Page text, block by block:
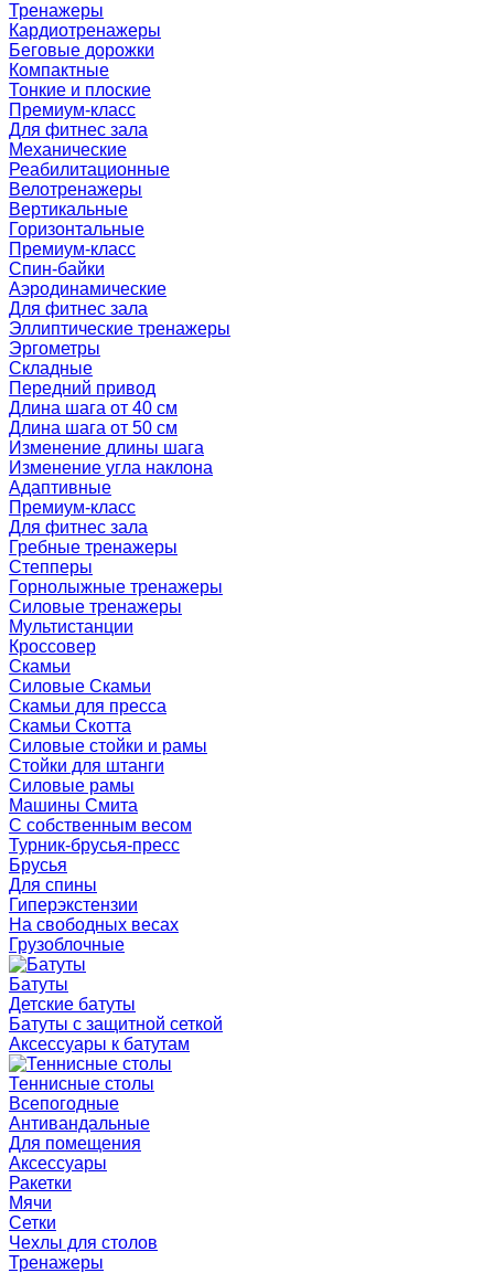
Тренажеры
Кардиотренажеры
Беговые дорожки
Компактные
Тонкие и плоские
Премиум-класс
Для фитнес зала
Механические
Реабилитационные
Велотренажеры
Вертикальные
Горизонтальные
Премиум-класс
Спин-байки
Аэродинамические
Для фитнес зала
Эллиптические тренажеры
Эргометры
Складные
Передний привод
Длина шага от 40 см
Длина шага от 50 см
Изменение длины шага
Изменение угла наклона
Адаптивные
Премиум-класс
Для фитнес зала
Гребные тренажеры
Степперы
Горнолыжные тренажеры
Силовые тренажеры
Мультистанции
Кроссовер
Скамьи
Силовые Скамьи
Скамьи для пресса
Скамьи Скотта
Силовые стойки и рамы
Стойки для штанги
Силовые рамы
Машины Смита
C собственным весом
Турник-брусья-пресс
Брусья
Для спины
Гиперэкстензии
На свободных весах
Грузоблочные
Батуты
Детские батуты
Батуты с защитной сеткой
Аксессуары к батутам
Теннисные столы
Всепогодные
Антивандальные
Для помещения
Аксессуары
Ракетки
Мячи
Сетки
Чехлы для столов
Тренажеры